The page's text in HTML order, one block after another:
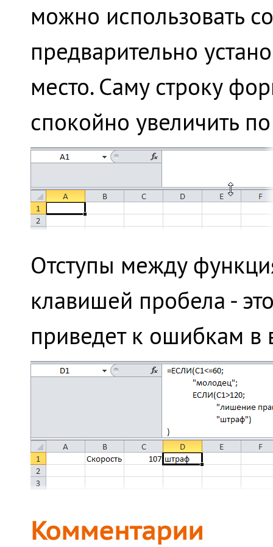
можно использовать
предварительно
место. Саму строку
спокойно увеличить
Отступы между
клавишей пробела -
приведет к ошибкам в
Комментарии